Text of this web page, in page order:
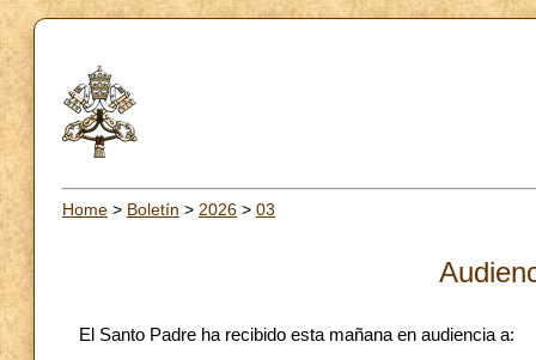
Home > Boletín > 2026 > 03
El Santo Padre ha recibido esta mañana en audiencia a: